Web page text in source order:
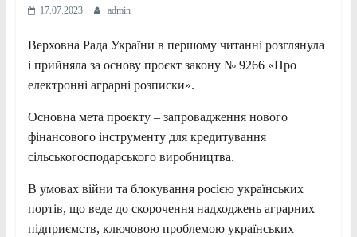
17.07.2023 admin
Верховна Рада України в першому читанні розглянула
і прийняла за основу проєкт закону № 9266 «Про
електронні аграрні розписки».
Основна мета проекту – запровадження нового
фінансового інструменту для кредитування
сільськогосподарського виробництва.
В умовах війни та блокування росією українських
портів, що веде до скорочення надходжень аграрних
підприємств, ключовою проблемою українських